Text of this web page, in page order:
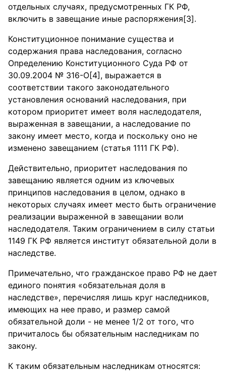
отдельных случаях, предусмотренных ГК РФ,
включить в завещание иные распоряжения[3].
Конституционное понимание существа и
содержания права наследования, согласно
Определению Конституционного Суда РФ от
30.09.2004 № 316-О[4], выражается в
соответствии такого законодательного
установления оснований наследования, при
котором приоритет имеет воля наследодателя,
выраженная в завещании, а наследование по
закону имеет место, когда и поскольку оно не
изменено завещанием (статья 1111 ГК РФ).
Действительно, приоритет наследования по
завещанию является одним из ключевых
принципов наследования в целом, однако в
некоторых случаях имеет место быть ограничение
реализации выраженной в завещании воли
наследодателя. Таким ограничением в силу статьи
1149 ГК РФ является институт обязательной доли в
наследстве.
Примечательно, что гражданское право РФ не дает
единого понятия «обязательная доля в
наследстве», перечисляя лишь круг наследников,
имеющих на нее право, и размер самой
обязательной доли - не менее 1/2 от того, что
причиталось бы обязательным наследникам по
закону.
К таким обязательным наследникам относятся: